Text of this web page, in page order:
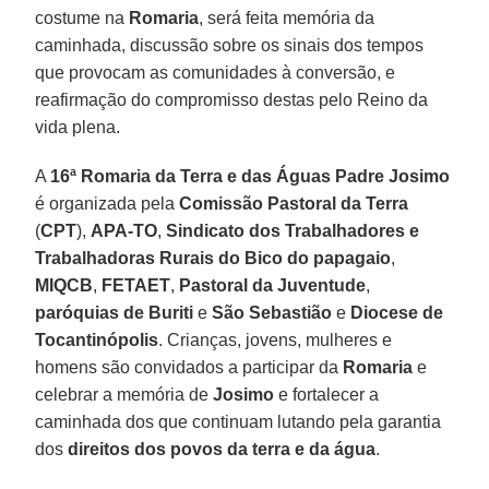
costume na Romaria, será feita memória da
caminhada, discussão sobre os sinais dos tempos
que provocam as comunidades à conversão, e
reafirmação do compromisso destas pelo Reino da
vida plena.
A 16ª Romaria da Terra e das Águas Padre Josimo
é organizada pelaComissão Pastoral da Terra
(CPT), APA-TO,Sindicato dos Trabalhadores e
Trabalhadoras Rurais do Bico do papagaio,
MIQCB, FETAET, Pastoral da Juventude,
paróquias de Buriti eSão Sebastião e Diocese de
Tocantinópolis. Crianças, jovens, mulheres e
homens são convidados a participar da Romaria e
celebrar a memória deJosimo e fortalecer a
caminhada dos que continuam lutando pela garantia
dosdireitos dos povos da terra e da água.